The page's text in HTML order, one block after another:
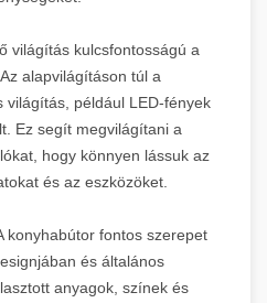
világítás kulcsfontosságú a
alapvilágításon túl a
világítás, például LED-fények
Ez segít megvilágítani a
hogy könnyen lássuk az
és az eszközöket.
fontos szerepet
és általános
anyagok, színek és